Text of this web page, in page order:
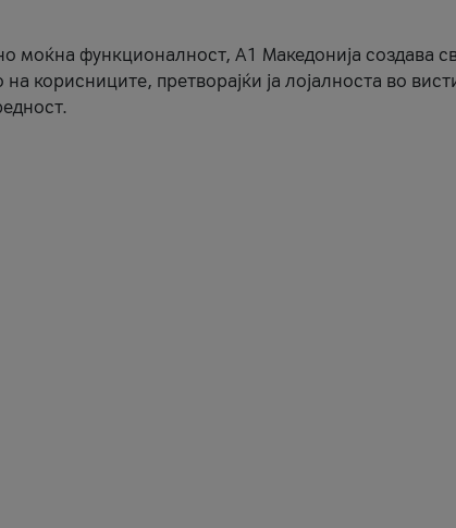
моќна функционалност, А1 Македонија создава
на корисниците, претворајќи ја лојалноста во